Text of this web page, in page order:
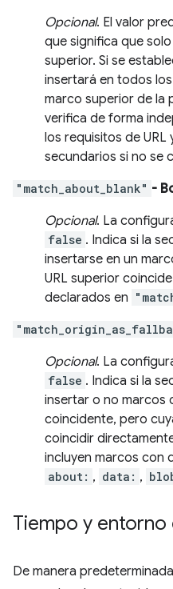
Opcional. El valor
que significa que
superior. Si se
insertará en todos
marco superior de la
verifica de forma
los requisitos de URL
secundarios si no se
"match_about_blank" -
Opcional. La
false . Indica si la
insertarse en un
URL superior
declarados en
Opcional. La
false . Indica si la
insertar o no marcos
coincidente, pero
coincidir
incluyen marcos con
about: , data: ,
Tiempo y
De manera